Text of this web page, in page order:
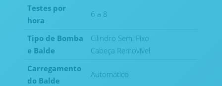
Testes por
hora
6 a 8
Tipo de Bomba
e Balde
Cilindro Semi Fixo
Cabeça Removível
Carregamento
do Balde
Automático